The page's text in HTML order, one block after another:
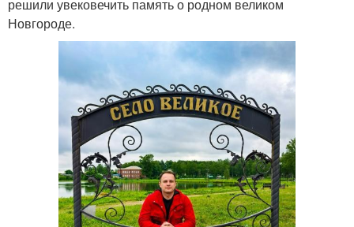
решили увековечить память о родном великом
Новгороде.